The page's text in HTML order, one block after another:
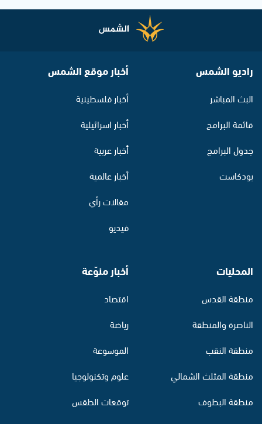
راديو الشمس
البث المباشر
قائمة البرامج
جدول البرامج
بودكاست
أخبار موقع الشمس
أخبار فلسطينية
أخبار اسرائيلية
أخبار عربية
أخبار عالمية
مقالات رأي
فيديو
المحليات
منطقة القدس
الناصرة والمنطقة
منطقة النقب
منطقة المثلث الشمالي
منطقة البطوف
أخبار منوّعة
اقتصاد
رياضة
الموسوعة
علوم وتكنولوجيا
توقعات الطقس